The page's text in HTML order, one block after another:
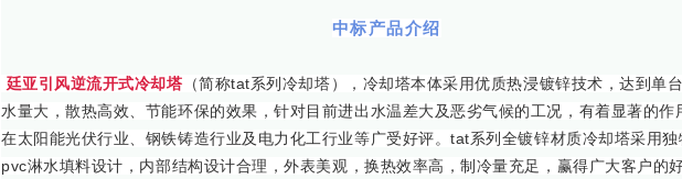
中标产品介绍
廷亚引风逆流开式冷却塔 （简称tat系列冷却塔），冷却塔本体采用优质热浸镀锌技术，达到单
水量大，散热高效、节能环保的效果，针对目前进出水温差大及恶劣气候的工况，有着显著的作
在太阳能光伏行业、钢铁铸造行业及电力化工行业等广受好评。tat系列全镀锌材质冷却塔采用
pvc淋水填料设计，内部结构设计合理，外表美观，换热效率高，制冷量充足，赢得广大客户的